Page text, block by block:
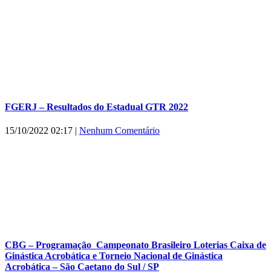
FGERJ – Resultados do Estadual GTR 2022
15/10/2022 02:17 | Nenhum Comentário
CBG – Programação_Campeonato Brasileiro Loterias Caixa de
Ginástica Acrobática e Torneio Nacional de Ginástica
Acrobática – São Caetano do Sul / SP